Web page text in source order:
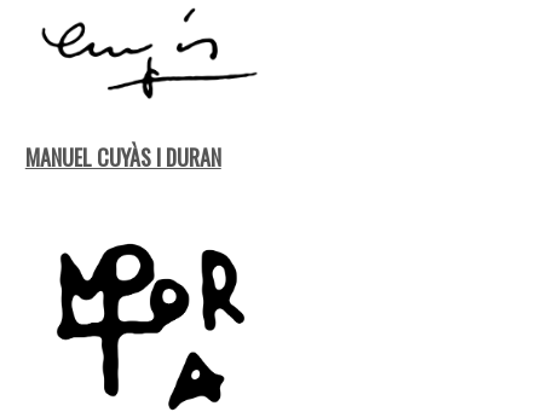
MANUEL CUYÀS I DURAN